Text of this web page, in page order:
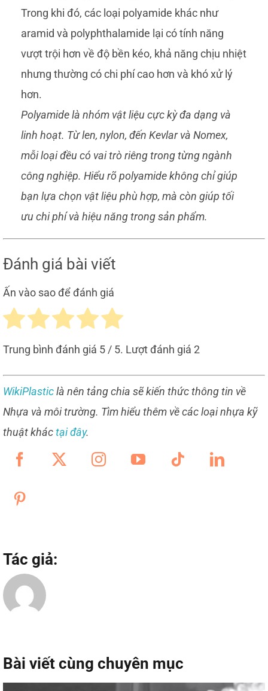
Trong khi đó, các loại polyamide khác như
aramid và polyphthalamide lại có tính năng
vượt trội hơn về độ bền kéo, khả năng chịu nhiệt
nhưng thường có chi phí cao hơn và khó xử lý
hơn.
Polyamide là nhóm vật liệu cực kỳ đa dạng và
linh hoạt. Từ len, nylon, đến Kevlar và Nomex,
mỗi loại đều có vai trò riêng trong từng ngành
công nghiệp. Hiểu rõ polyamide không chỉ giúp
bạn lựa chọn vật liệu phù hợp, mà còn giúp tối
ưu chi phí và hiệu năng trong sản phẩm.
Đánh giá bài viết
Ấn vào sao để đánh giá
Trung bình đánh giá 5/ 5. Lượt đánh giá 2
WikiPlasticlà nên tảng chia sẽ kiến thức thông tin về
Nhựa và môi trường. Tìm hiểu thêm về các loại nhựa kỹ
thuật kháctại đây.
Tác giả:
Bài viết cùng chuyên mục